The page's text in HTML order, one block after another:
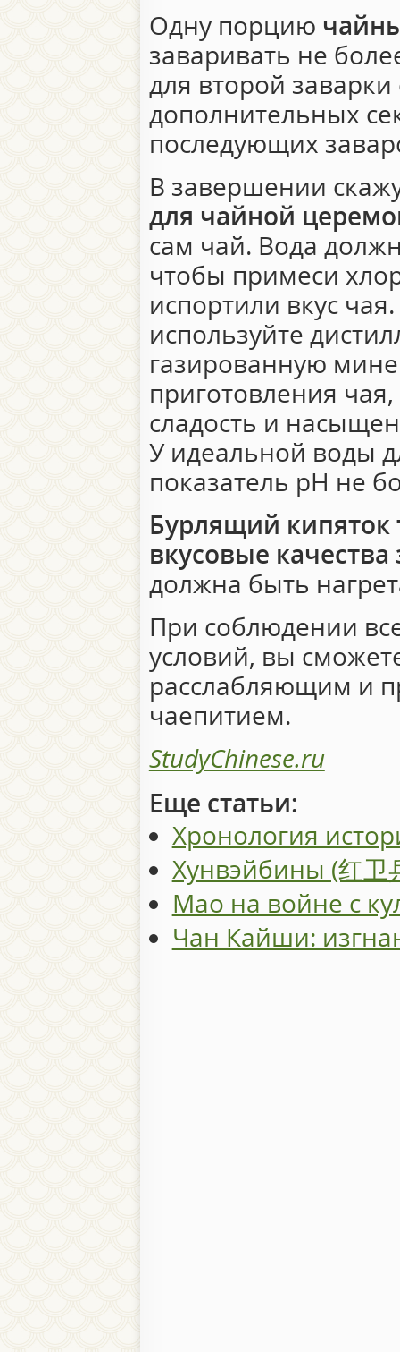
Одну порцию
заваривать не
для второй заварки
дополнительных
последующих
В завершении
для чайной
сам чай. Вода
чтобы примеси
испортили вкус
используйте
газированную
приготовления
сладость и
У идеальной воды
показатель pH не
Бурлящий кипяток
вкусовые качества
должна быть
При соблюдении
условий, вы
расслабляющим и
чаепитием.
StudyChinese.ru
Еще статьи:
Хронология
Хунвэйбины (红卫
Мао на войне с
Чан Кайши: